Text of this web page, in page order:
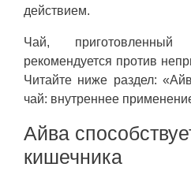
действием.
Чай,
рекомендуется против
Читайте ниже раздел:
чай: внутреннее
Айва
кишечника